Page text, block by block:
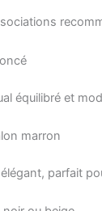
équilibré et
marron
parfait